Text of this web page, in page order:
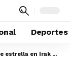
Deportes
durante operaciones militares